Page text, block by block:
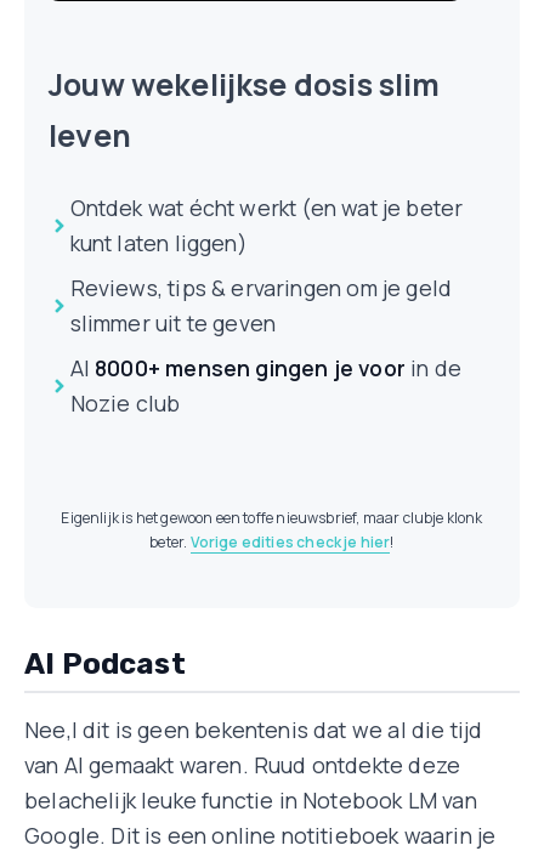
Jouw wekelijkse dosis slim
leven
Ontdek wat écht werkt (en wat je beter
kunt laten liggen)
Reviews, tips & ervaringen om je geld
slimmer uit te geven
Al 8000+ mensen gingen je voor in de
Nozie club
Eigenlijk is het gewoon een toffe nieuwsbrief, maar clubje klonk
beter. Vorige edities check je hier!
AI Podcast
Nee,l dit is geen bekentenis dat we al die tijd
van AI gemaakt waren. Ruud ontdekte deze
belachelijk leuke functie in Notebook LM van
Google. Dit is een online notitieboek waarin je